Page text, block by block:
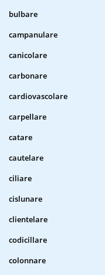
bulbare
campanulare
canicolare
carbonare
cardiovascolare
carpellare
catare
cautelare
ciliare
cislunare
clientelare
codicillare
colonnare